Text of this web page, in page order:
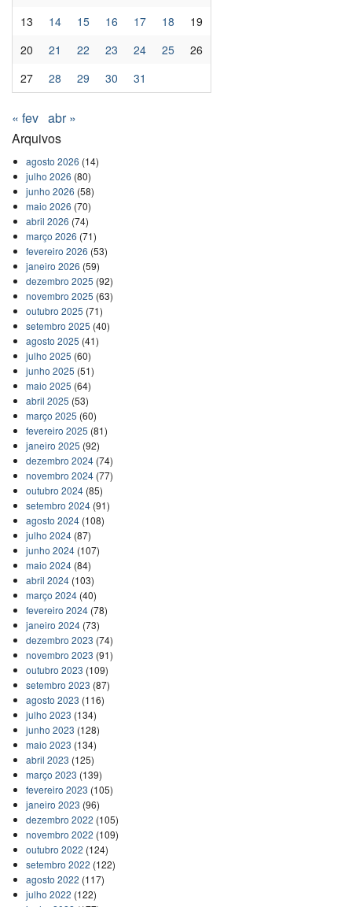
13
14 15 16 17 18
19
20
21 22 23 24 25
26
27
28 29 30 31
« fev abr »
Arquivos
agosto 2026 (14)
julho 2026 (80)
junho 2026 (58)
maio 2026 (70)
abril 2026 (74)
março 2026 (71)
fevereiro 2026 (53)
janeiro 2026 (59)
dezembro 2025 (92)
novembro 2025 (63)
outubro 2025 (71)
setembro 2025 (40)
agosto 2025 (41)
julho 2025 (60)
junho 2025 (51)
maio 2025 (64)
abril 2025 (53)
março 2025 (60)
fevereiro 2025 (81)
janeiro 2025 (92)
dezembro 2024(74)
novembro 2024(77)
outubro 2024(85)
setembro 2024(91)
agosto 2024(108)
julho 2024(87)
junho 2024(107)
maio 2024(84)
abril 2024(103)
março 2024(40)
fevereiro 2024(78)
janeiro 2024(73)
dezembro 2023 (74)
novembro 2023 (91)
outubro 2023 (109)
setembro 2023 (87)
agosto 2023 (116)
julho 2023 (134)
junho 2023 (128)
maio 2023 (134)
abril 2023 (125)
março 2023 (139)
fevereiro 2023 (105)
janeiro 2023 (96)
dezembro 2022 (105)
novembro 2022 (109)
outubro 2022 (124)
setembro 2022 (122)
agosto 2022 (117)
julho 2022 (122)